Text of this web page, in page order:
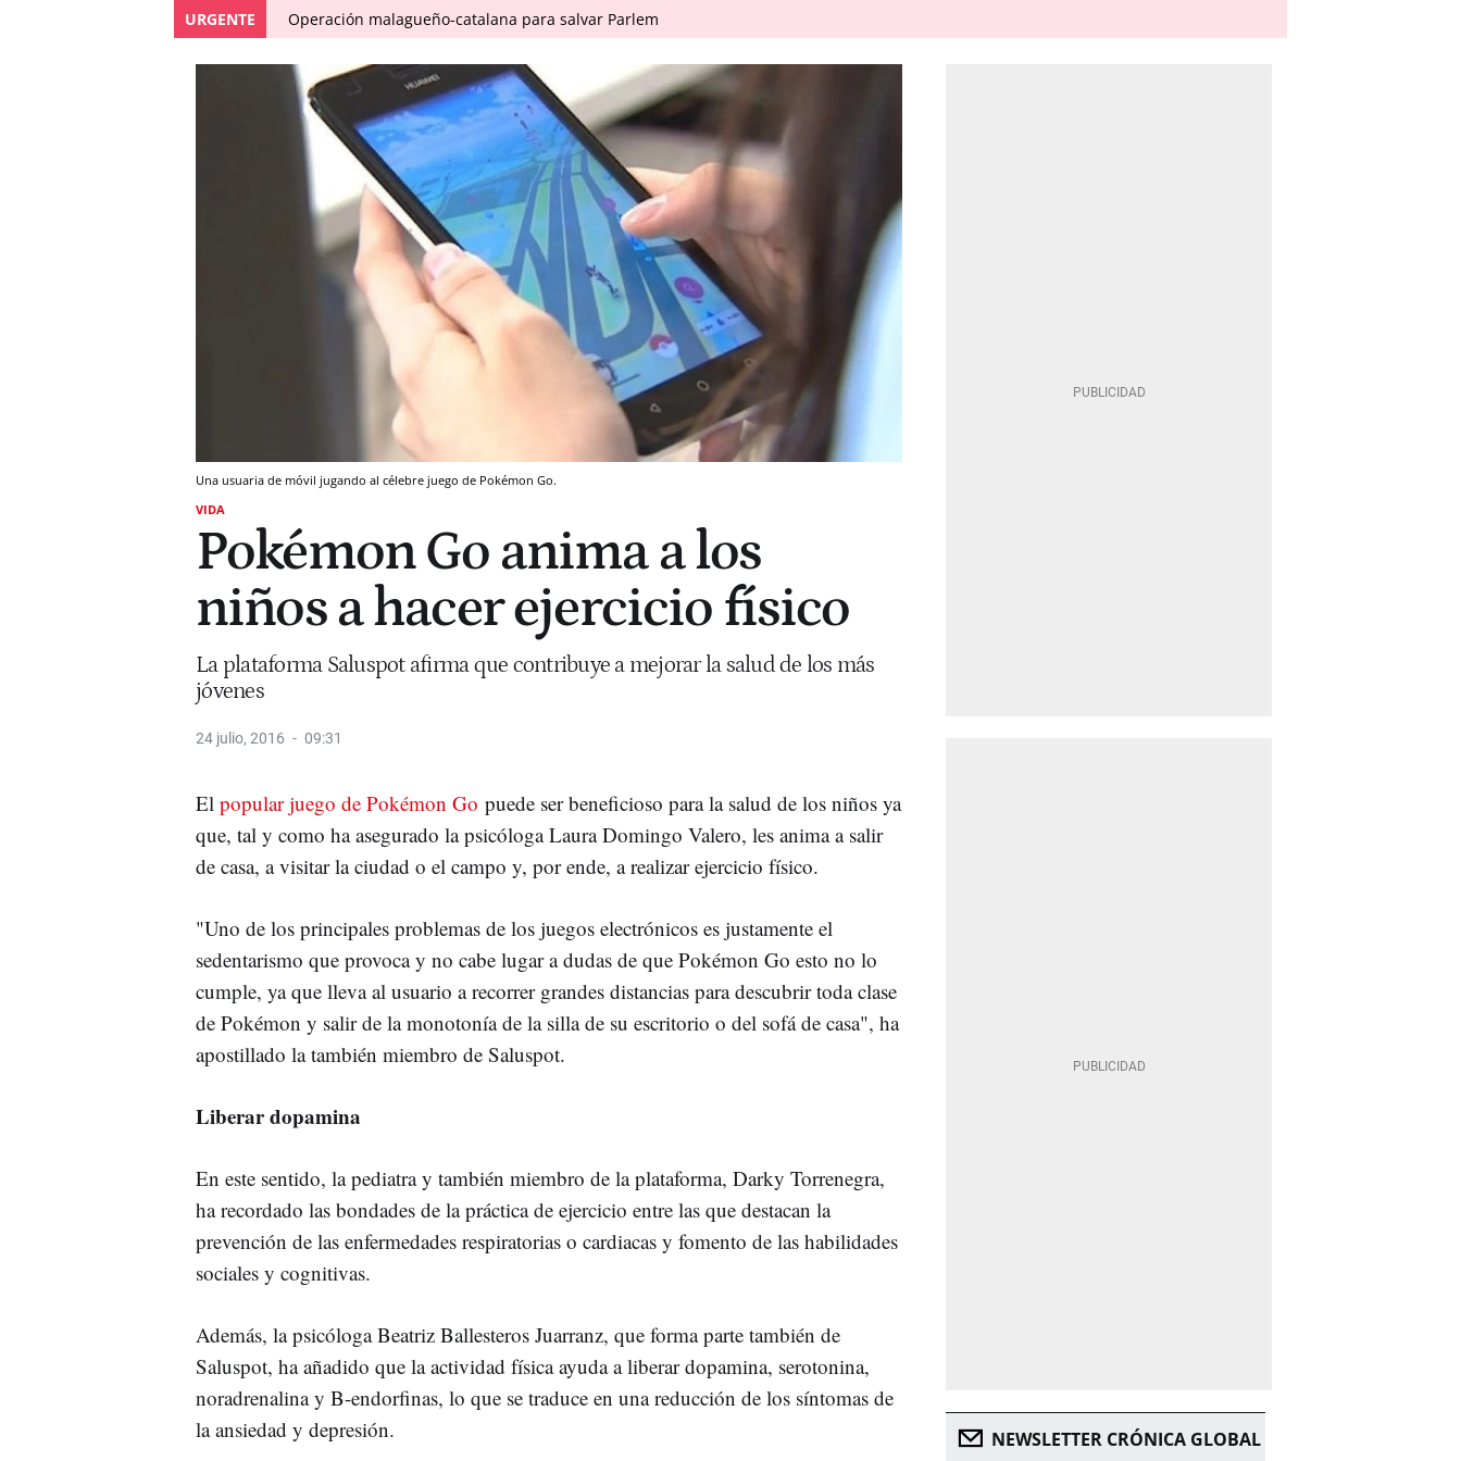
URGENTE Operación malagueño-catalana para salvar Parlem
Una usuaria de móvil jugando al célebre juego de Pokémon Go.
VIDA
Pokémon Go anima a los
niños a hacer ejercicio físico
La plataforma Saluspot afirma que contribuye a mejorar la salud de los más
jóvenes
24 julio, 2016 09:31
El popular juego de Pokémon Go puede ser beneficioso para la salud de los niños ya
que, tal y como ha asegurado la psicóloga Laura Domingo Valero, les anima a salir
de casa, a visitar la ciudad o el campo y, por ende, a realizar ejercicio físico.
"Uno de los principales problemas de los juegos electrónicos es justamente el
sedentarismo que provoca y no cabe lugar a dudas de que Pokémon Go esto no lo
cumple, ya que lleva al usuario a recorrer grandes distancias para descubrir toda clase
de Pokémon y salir de la monotonía de la silla de su escritorio o del sofá de casa", ha
apostillado la también miembro de Saluspot.
Liberar dopamina
En este sentido, la pediatra y también miembro de la plataforma, Darky Torrenegra,
ha recordado las bondades de la práctica de ejercicio entre las que destacan la
prevención de las enfermedades respiratorias o cardiacas y fomento de las habilidades
sociales y cognitivas.
Además, la psicóloga Beatriz Ballesteros Juarranz, que forma parte también de
Saluspot, ha añadido que la actividad física ayuda a liberar dopamina, serotonina,
noradrenalina y B-endorfinas, lo que se traduce en una reducción de los síntomas de
la ansiedad y depresión.
NEWSLETTER CRÓNICA GLOBAL